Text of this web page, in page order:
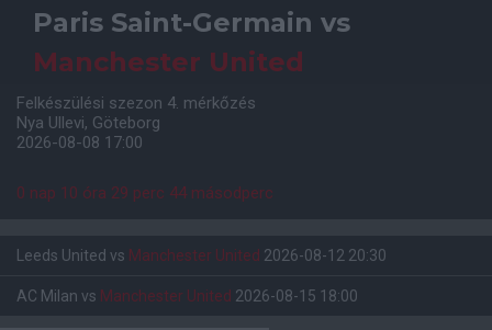
Paris Saint-Germain vs
Manchester United
Felkészülési szezon 4. mérkőzés
Nya Ullevi, Göteborg
2026-08-08 17:00
0 nap 10 óra 29 perc 44 másodperc
Leeds United vs Manchester United 2026-08-12 20:30
AC Milan vs Manchester United 2026-08-15 18:00